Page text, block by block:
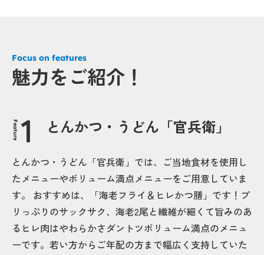
Focus on features
魅力をご紹介！
Feature とんかつ・うどん「官兵衛」
とんかつ・うどん「官兵衛」では、ご当地食材を使用し
たメニューやボリューム満点メニューをご用意していま
す。 おすすめは、「海老フライ＆ヒレかつ膳」です！プ
リっぷりのサックサク、海老2尾と繊維が細くて旨みのあ
るヒレ肉はやわらかさダントツボリューム満点のメニュ
ーです。若い方からご年配の方まで幅広く支持していた